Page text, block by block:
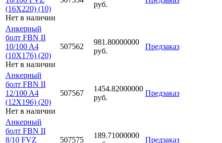
(16X220) (10)
Нет в наличии
руб.
Анкерный
болт FBN II
10/100 A4
(10X176) (20)
Нет в наличии
507562
981.80000000
руб.
Предзаказ
Анкерный
болт FBN II
12/100 A4
(12X196) (20)
Нет в наличии
507567
1454.82000000
руб.
Предзаказ
Анкерный
болт FBN II
8/10 FVZ
507575
189.71000000
Предзаказ